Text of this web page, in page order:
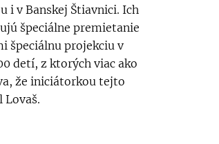
i v Banskej Štiavnici. Ich
špeciálne premietanie
špeciálnu projekciu v
detí, z ktorých viac ako
že iniciátorkou tejto
Lovaš.